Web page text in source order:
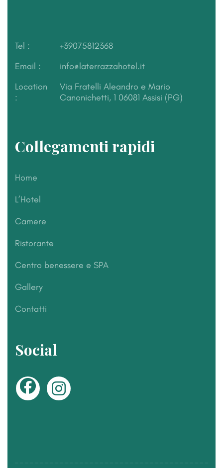
Tel :
+39075812368
Email :
info@laterrazzahotel.it
Location
:
Via Fratelli Aleandro e Mario
Canonichetti, 1 06081 Assisi (PG)
Collegamenti rapidi
Home
L’Hotel
Camere
Ristorante
Centro benessere e SPA
Gallery
Contatti
Social